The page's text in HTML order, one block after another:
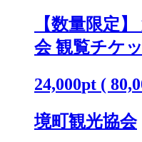
【数量限定
会 観覧チケ
24,000pt (
境町観光協会